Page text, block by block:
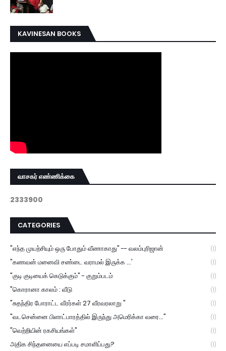
KAVINESAN BOOKS
வாசகர் எண்ணிக்கை
2333900
CATEGORIES
"எந்த முயற்சியும் ஒரு போதும் வீணாகாது" -- வலம்புரிஜான் (1)
"கணவன் மனைவி சண்டை வராமல் இருக்க ...' (1)
"குடி குடியைக் கெடுக்கும்" - குறும்படம் (1)
"கொரானா காலம் : வீடு (1)
"சுதந்திர போராட்ட வீரர்கள் 27 வீரவரலாறு " (1)
"வடசென்னை பிளாட்பாரத்தில் இருந்து அமெரிக்கா வரை..." (1)
"வெற்றியின் ரகசியங்கள்" (1)
அதிக சிந்தனையை எப்படி சமாளிப்பது? (1)